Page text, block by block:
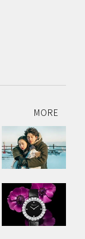
MORE